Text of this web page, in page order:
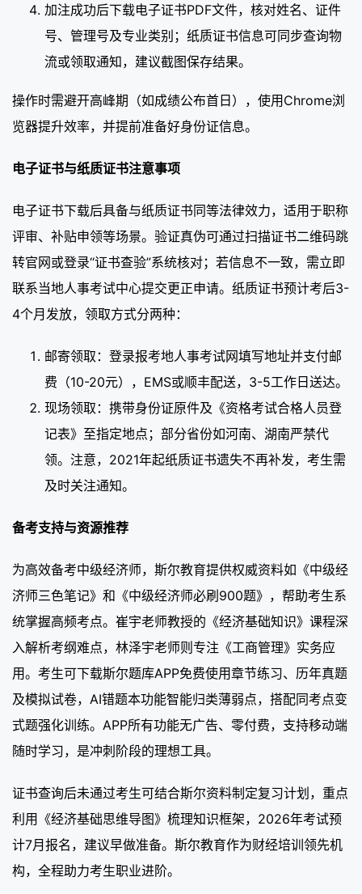
加注成功后下载电子证书PDF文件，核对姓名、证件
号、管理号及专业类别；纸质证书信息可同步查询物
流或领取通知，建议截图保存结果。
操作时需避开高峰期（如成绩公布首日），使用Chrome浏
览器提升效率，并提前准备好身份证信息。
电子证书与纸质证书注意事项
电子证书下载后具备与纸质证书同等法律效力，适用于职称
评审、补贴申领等场景。验证真伪可通过扫描证书二维码跳
转官网或登录“证书查验”系统核对；若信息不一致，需立即
联系当地人事考试中心提交更正申请。纸质证书预计考后3-
4个月发放，领取方式分两种：
邮寄领取：登录报考地人事考试网填写地址并支付邮
费（10-20元），EMS或顺丰配送，3-5工作日送达。
现场领取：携带身份证原件及《资格考试合格人员登
记表》至指定地点；部分省份如河南、湖南严禁代
领。注意，2021年起纸质证书遗失不再补发，考生需
及时关注通知。
备考支持与资源推荐
为高效备考中级经济师，斯尔教育提供权威资料如《中级经
济师三色笔记》和《中级经济师必刷900题》，帮助考生系
统掌握高频考点。崔宇老师教授的《经济基础知识》课程深
入解析考纲难点，林泽宇老师则专注《工商管理》实务应
用。考生可下载斯尔题库APP免费使用章节练习、历年真题
及模拟试卷，AI错题本功能智能归类薄弱点，搭配同考点变
式题强化训练。APP所有功能无广告、零付费，支持移动端
随时学习，是冲刺阶段的理想工具。
证书查询后未通过考生可结合斯尔资料制定复习计划，重点
利用《经济基础思维导图》梳理知识框架，2026年考试预
计7月报名，建议早做准备。斯尔教育作为财经培训领先机
构，全程助力考生职业进阶。